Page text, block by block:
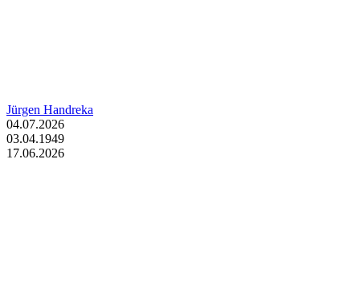
Jürgen Handreka
04.07.2026
03.04.1949
17.06.2026